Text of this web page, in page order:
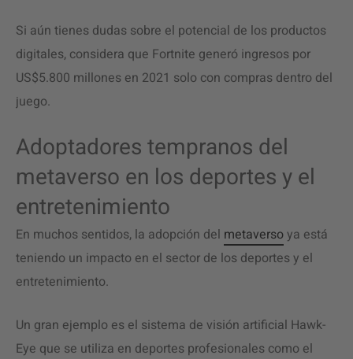
Si aún tienes dudas sobre el potencial de los productos
digitales, considera que Fortnite generó ingresos por
US$5.800 millones en 2021 solo con compras dentro del
juego.
Adoptadores tempranos del
metaverso en los deportes y el
entretenimiento
En muchos sentidos, la adopción del metaversoya está
teniendo un impacto en el sector de los deportes y el
entretenimiento.
Un gran ejemplo es el sistema de visión artificial Hawk-
Eye que se utiliza en deportes profesionales como el